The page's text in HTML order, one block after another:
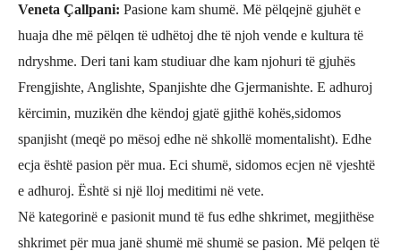
Veneta Çallpani: Pasione kam shumë. Më pëlqejnë gjuhët e
huaja dhe më pëlqen të udhëtoj dhe të njoh vende e kultura të
ndryshme. Deri tani kam studiuar dhe kam njohuri të gjuhës
Frengjishte, Anglishte, Spanjishte dhe Gjermanishte. E adhuroj
kërcimin, muzikën dhe këndoj gjatë gjithë kohës,sidomos
spanjisht (meqë po mësoj edhe në shkollë momentalisht). Edhe
ecja është pasion për mua. Eci shumë, sidomos ecjen në vjeshtë
e adhuroj. Është si një lloj meditimi në vete.
Në kategorinë e pasionit mund të fus edhe shkrimet, megjithëse
shkrimet për mua janë shumë më shumë se pasion. Më pelqen të